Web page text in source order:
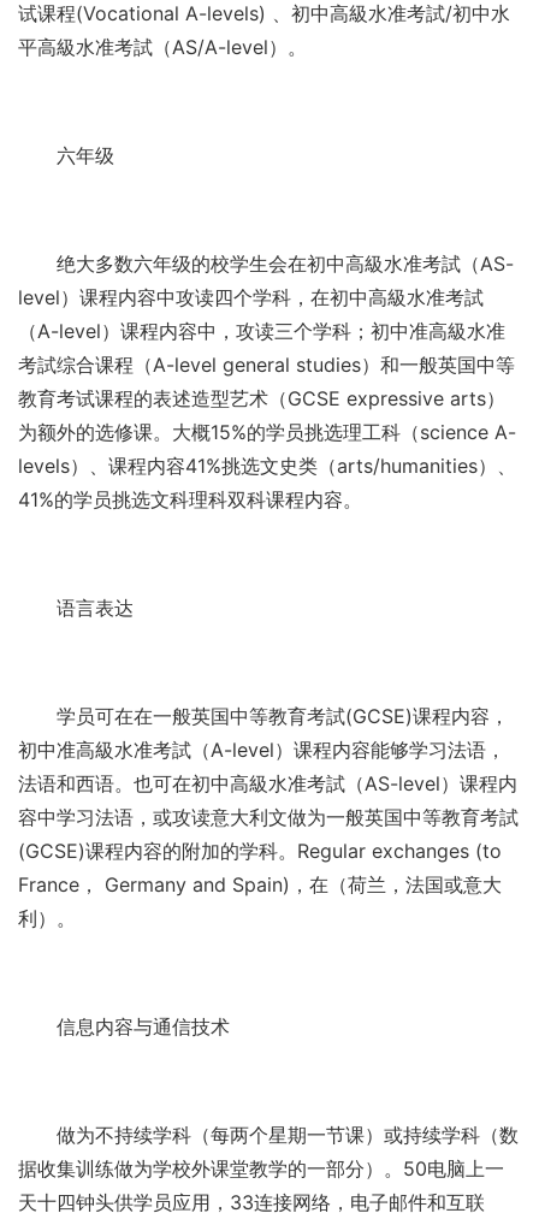
试课程(Vocational A-levels) 、初中高級水准考試/初中水
平高級水准考試（AS/A-level）。
六年级
绝大多数六年级的校学生会在初中高級水准考試（AS-
level）课程内容中攻读四个学科，在初中高級水准考試
（A-level）课程内容中，攻读三个学科；初中准高級水准
考試综合课程（A-level general studies）和一般英国中等
教育考试课程的表述造型艺术（GCSE expressive arts）
为额外的选修课。大概15%的学员挑选理工科（science A-
levels）、课程内容41%挑选文史类（arts/humanities）、
41%的学员挑选文科理科双科课程内容。
语言表达
学员可在在一般英国中等教育考試(GCSE)课程内容，
初中准高級水准考試（A-level）课程内容能够学习法语，
法语和西语。也可在初中高級水准考試（AS-level）课程内
容中学习法语，或攻读意大利文做为一般英国中等教育考試
(GCSE)课程内容的附加的学科。Regular exchanges (to
France， Germany and Spain)，在（荷兰，法国或意大
利）。
信息内容与通信技术
做为不持续学科（每两个星期一节课）或持续学科（数
据收集训练做为学校外课堂教学的一部分）。50电脑上一
天十四钟头供学员应用，33连接网络，电子邮件和互联